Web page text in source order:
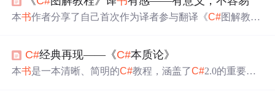
本书作者分享了自己首次作为译者参与翻译《C#图解教
表和实例，适合C#初学者及有经验的程序员。
C#经典再现——《C#本质论》
本书是一本清晰、简明的C#教程，涵盖了C#2.0的重要结